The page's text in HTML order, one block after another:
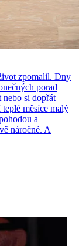
zpomalil. Dny
porad
nebo si dopřát
měsíce malý
a
náročné. A